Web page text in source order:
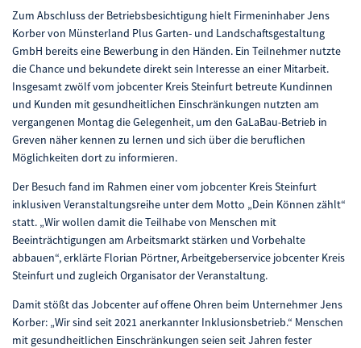
Zum Abschluss der Betriebsbesichtigung hielt Firmeninhaber Jens
Korber von Münsterland Plus Garten- und Landschaftsgestaltung
GmbH bereits eine Bewerbung in den Händen. Ein Teilnehmer nutzte
die Chance und bekundete direkt sein Interesse an einer Mitarbeit.
Insgesamt zwölf vom jobcenter Kreis Steinfurt betreute Kundinnen
und Kunden mit gesundheitlichen Einschränkungen nutzten am
vergangenen Montag die Gelegenheit, um den GaLaBau-Betrieb in
Greven näher kennen zu lernen und sich über die beruflichen
Möglichkeiten dort zu informieren.
Der Besuch fand im Rahmen einer vom jobcenter Kreis Steinfurt
inklusiven Veranstaltungsreihe unter dem Motto „Dein Können zählt“
statt. „Wir wollen damit die Teilhabe von Menschen mit
Beeinträchtigungen am Arbeitsmarkt stärken und Vorbehalte
abbauen“, erklärte Florian Pörtner, Arbeitgeberservice jobcenter Kreis
Steinfurt und zugleich Organisator der Veranstaltung.
Damit stößt das Jobcenter auf offene Ohren beim Unternehmer Jens
Korber: „Wir sind seit 2021 anerkannter Inklusionsbetrieb.“ Menschen
mit gesundheitlichen Einschränkungen seien seit Jahren fester